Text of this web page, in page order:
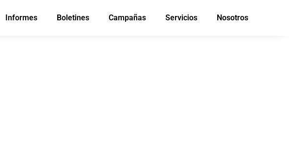
Informes Boletines Campañas Servicios Nosotros